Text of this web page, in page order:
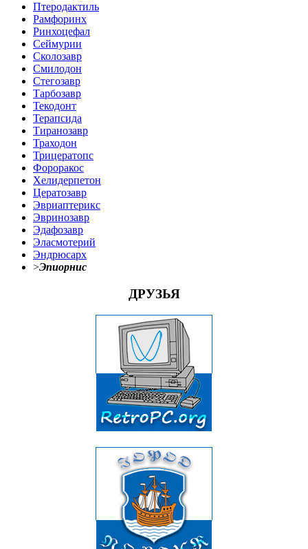
Птеродактиль
Рамфоринх
Ринхоцефал
Сеймурии
Сколозавр
Смилодон
Стегозавр
Тарбозавр
Текодонт
Терапсида
Тиранозавр
Траходон
Трицератопс
Фороракос
Хелидерпетон
Цератозавр
Эвриаптерикс
Эвринозавр
Эдафозавр
Эласмотерий
Эндрюсарх
>Эпиорнис
ДРУЗЬЯ